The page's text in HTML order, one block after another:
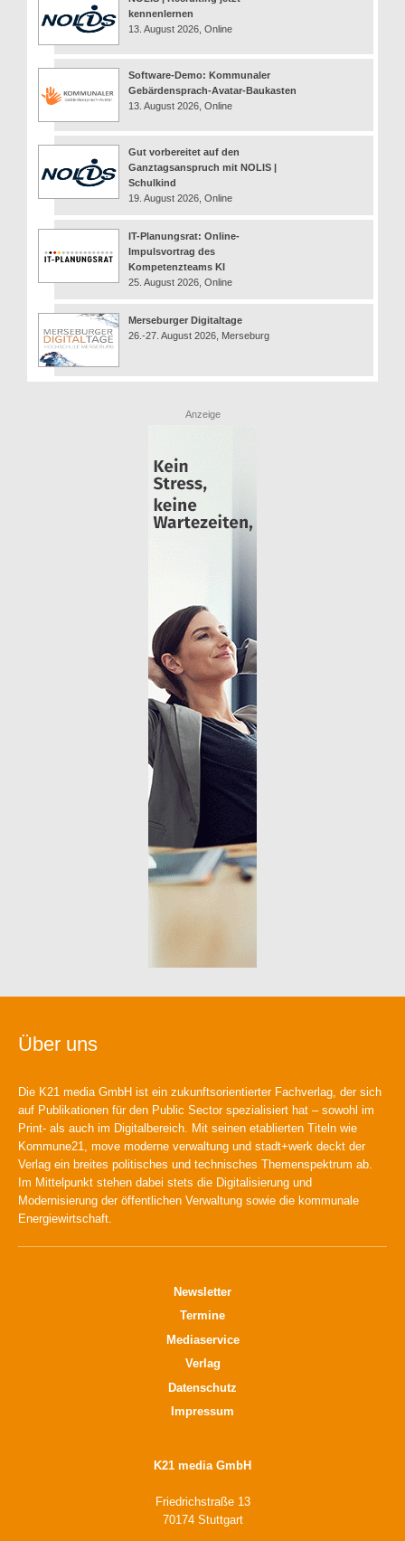
kennenlernen
13. August 2026, Online
Software-Demo: Kommunaler
Gebärdensprach-Avatar-Baukasten
13. August 2026, Online
Gut vorbereitet auf den
Ganztagsanspruch mit NOLIS |
Schulkind
19. August 2026, Online
IT-Planungsrat: Online-
Impulsvortrag des
Kompetenzteams KI
25. August 2026, Online
Merseburger Digitaltage
26.-27. August 2026, Merseburg
Anzeige
Über uns
Die K21 media GmbH ist ein zukunftsorientierter Fachverlag, der sich
auf Publikationen für den Public Sector spezialisiert hat – sowohl im
Print- als auch im Digitalbereich. Mit seinen etablierten Titeln wie
Kommune21, move moderne verwaltung und stadt+werk deckt der
Verlag ein breites politisches und technisches Themenspektrum ab.
Im Mittelpunkt stehen dabei stets die Digitalisierung und
Modernisierung der öffentlichen Verwaltung sowie die kommunale
Energiewirtschaft.
Newsletter
Termine
Mediaservice
Verlag
Datenschutz
Impressum
K21 media GmbH
Friedrichstraße 13
70174 Stuttgart